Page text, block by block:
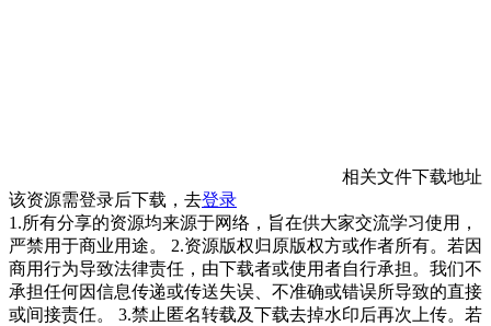
相关文件下载地址
该资源需登录后下载，去登录
1.所有分享的资源均来源于网络，旨在供大家交流学习使用，
严禁用于商业用途。 2.资源版权归原版权方或作者所有。若因
商用行为导致法律责任，由下载者或使用者自行承担。我们不
承担任何因信息传递或传送失误、不准确或错误所导致的直接
或间接责任。 3.禁止匿名转载及下载去掉水印后再次上传。若